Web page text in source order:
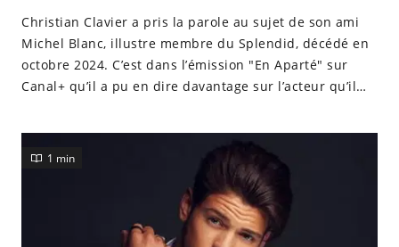
Christian Clavier a pris la parole au sujet de son ami
Michel Blanc, illustre membre du Splendid, décédé en
octobre 2024. C’est dans l’émission "En Aparté" sur
Canal+ qu’il a pu en dire davantage sur l’acteur qu’il
1 min